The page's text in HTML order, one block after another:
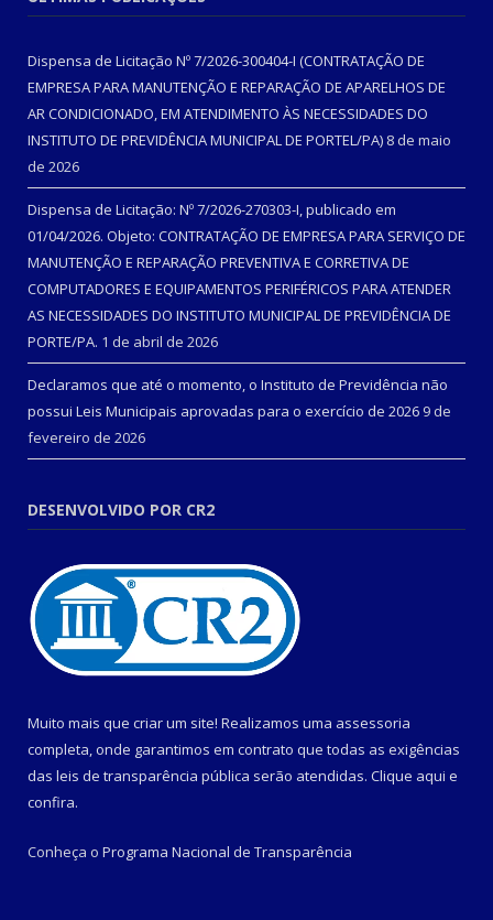
Dispensa de Licitação Nº 7/2026-300404-I (CONTRATAÇÃO DE
EMPRESA PARA MANUTENÇÃO E REPARAÇÃO DE APARELHOS DE
AR CONDICIONADO, EM ATENDIMENTO ÀS NECESSIDADES DO
INSTITUTO DE PREVIDÊNCIA MUNICIPAL DE PORTEL/PA) 8 de maio
de 2026
Dispensa de Licitação: Nº 7/2026-270303-I, publicado em
01/04/2026. Objeto: CONTRATAÇÃO DE EMPRESA PARA SERVIÇO DE
MANUTENÇÃO E REPARAÇÃO PREVENTIVA E CORRETIVA DE
COMPUTADORES E EQUIPAMENTOS PERIFÉRICOS PARA ATENDER
AS NECESSIDADES DO INSTITUTO MUNICIPAL DE PREVIDÊNCIA DE
PORTE/PA. 1 de abril de 2026
Declaramos que até o momento, o Instituto de Previdência não
possui Leis Municipais aprovadas para o exercício de 2026 9 de
fevereiro de 2026
DESENVOLVIDO POR CR2
Muito mais que criar um site! Realizamos uma assessoria
completa, onde garantimos em contrato que todas as exigências
das leis de transparência pública serão atendidas. Clique aqui e
confira.
Conheça o Programa Nacional de Transparência